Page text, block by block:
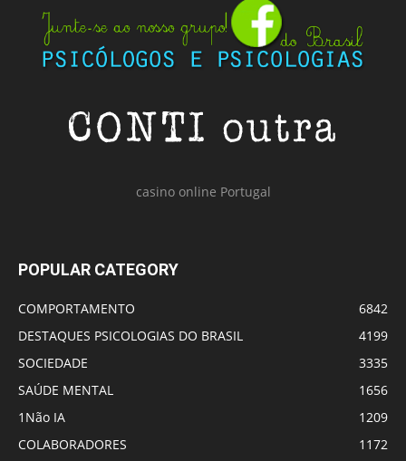
casino online Portugal
POPULAR CATEGORY
COMPORTAMENTO
6842
DESTAQUES PSICOLOGIAS DO BRASIL
4199
SOCIEDADE
3335
SAÚDE MENTAL
1656
1Não IA
1209
COLABORADORES
1172